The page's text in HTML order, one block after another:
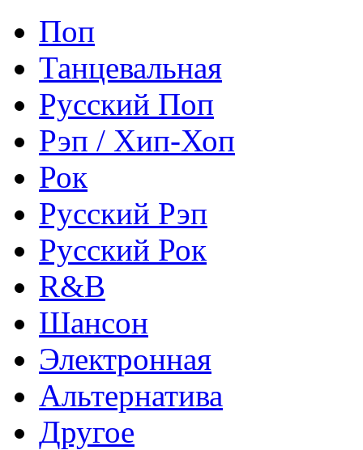
Поп
Танцевальная
Русский Поп
Рэп / Хип-Хоп
Рок
Русский Рэп
Русский Рок
R&B
Шансон
Электронная
Альтернатива
Другое